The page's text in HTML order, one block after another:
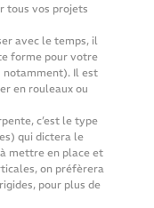
tous vos projets
avec le temps, il
forme pour votre
notamment). Il est
en rouleaux ou
c’est le type
qui dictera le
mettre en place et
on préfèrera
pour plus de